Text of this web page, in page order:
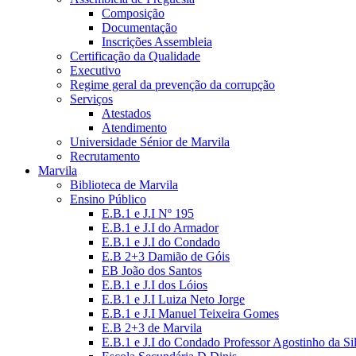
Composição
Documentação
Inscrições Assembleia
Certificação da Qualidade
Executivo
Regime geral da prevenção da corrupção
Serviços
Atestados
Atendimento
Universidade Sénior de Marvila
Recrutamento
Marvila
Biblioteca de Marvila
Ensino Público
E.B.1 e J.I Nº 195
E.B.1 e J.I do Armador
E.B.1 e J.I do Condado
E.B 2+3 Damião de Góis
EB João dos Santos
E.B.1 e J.I dos Lóios
E.B.1 e J.I Luiza Neto Jorge
E.B.1 e J.I Manuel Teixeira Gomes
E.B 2+3 de Marvila
E.B.1 e J.I do Condado Professor Agostinho da